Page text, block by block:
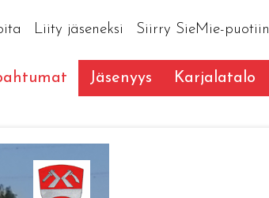
Liity jäseneksi Siirry SieMie-puotiin
Jäsenyys Karjalatalo